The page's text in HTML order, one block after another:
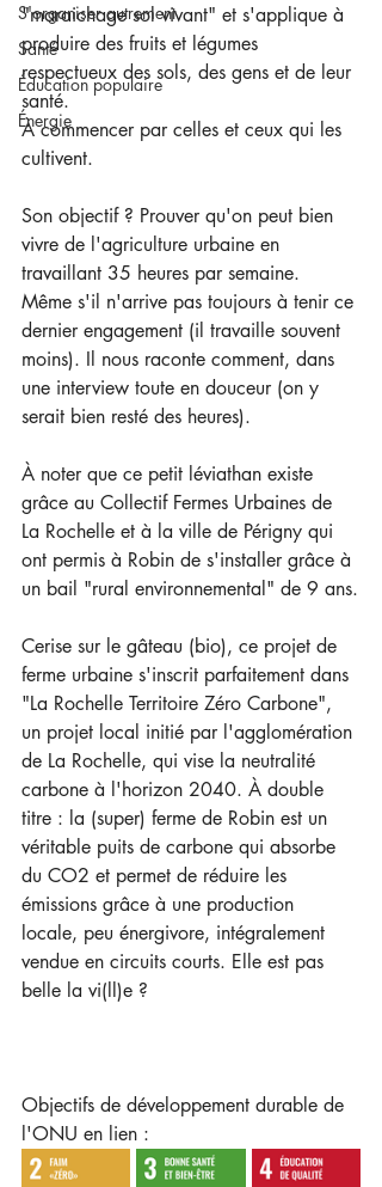
S'organiser autrement
Santé
Éducation populaire
Énergie
"maraichage sol vivant" et s'applique à
produire des fruits et légumes
respectueux des sols, des gens et de leur
santé.
À commencer par celles et ceux qui les
cultivent.
Son objectif ? Prouver qu'on peut bien
vivre de l'agriculture urbaine en
travaillant 35 heures par semaine.
Même s'il n'arrive pas toujours à tenir ce
dernier engagement (il travaille souvent
moins). Il nous raconte comment, dans
une interview toute en douceur (on y
serait bien resté des heures).
À noter que ce petit léviathan existe
grâce au Collectif Fermes Urbaines de
La Rochelle et à la ville de Périgny qui
ont permis à Robin de s'installer grâce à
un bail "rural environnemental" de 9 ans.
Cerise sur le gâteau (bio), ce projet de
ferme urbaine s'inscrit parfaitement dans
"La Rochelle Territoire Zéro Carbone",
un projet local initié par l'agglomération
de La Rochelle, qui vise la neutralité
carbone à l'horizon 2040. À double
titre : la (super) ferme de Robin est un
véritable puits de carbone qui absorbe
du CO2 et permet de réduire les
émissions grâce à une production
locale, peu énergivore, intégralement
vendue en circuits courts. Elle est pas
belle la vi(ll)e ?
Objectifs de développement durable de
l'ONU en lien :